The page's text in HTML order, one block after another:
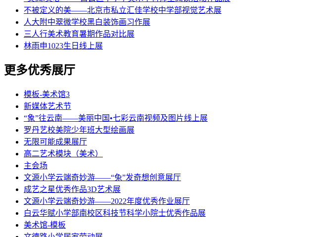
不被定义的美——北京市私立汇佳学校中学部视觉艺术展
人大附中翠微学校黑白装饰画习作展
三人行美术教育暑期作品对比展
林雨申1023生日线上展
更多优秀展厅
模板-美术馆3
新媒体艺术节
“象”往云南——美丽中国•七彩云南视频及图片线上展
罗丹艺校美院少年班大型绘画展
无限可能成果展厅
高二艺术模块（美术）
主会场
文源小学云端奇妙游——“兔”发奇想创意展厅
成艺之星优秀作品3D艺术展
文源小学云端奇妙游——2022年度优秀作业展厅
白云华赋小学部南校区科技节科学小院士优秀作品展
美术馆-模板